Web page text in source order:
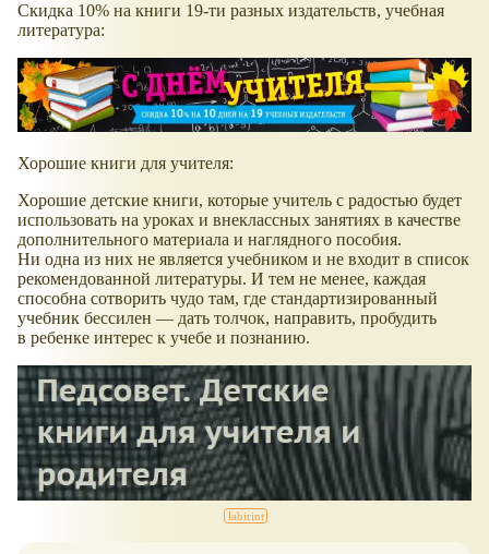
Скидка 10% на книги 19-ти разных издательств, учебная
литература:
Хорошие книги для учителя:
Хорошие детские книги, которые учитель с радостью будет
использовать на уроках и внеклассных занятиях в качестве
дополнительного материала и наглядного пособия.
Ни одна из них не является учебником и не входит в список
рекомендованной литературы. И тем не менее, каждая
способна сотворить чудо там, где стандартизированный
учебник бессилен — дать толчок, направить, пробудить
в ребенке интерес к учебе и познанию.